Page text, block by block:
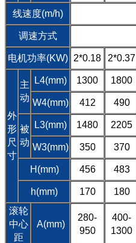
线速度(m/h)
调速方式
电机功率(KW) 2*0.18 2*0.37
外
形
尺
寸
主
动
L4(mm) 1300 1800
W4(mm) 412 490
被
动
L3(mm) 1480 2205
W3(mm) 350 370
H(mm) 456 483
h(mm) 170 180
滚轮
中心
距
A(mm)
280-
950
400-
1300